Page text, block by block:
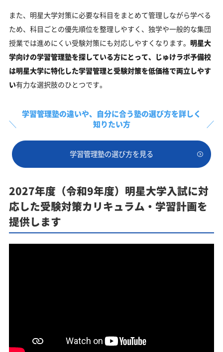
また、明星大学対策に必要な科目をまとめて管理しながら学べる
ため、科目ごとの優先順位を整理しやすく、独学や一般的な集団
授業では進めにくい受験対策にも対応しやすくなります。 明星大
学向けの学習管理塾を探している方にとって、じゅけラボ予備校
は明星大学に特化した学習管理と受験対策を低価格で両立しやす
い有力な選択肢のひとつです。
学習管理塾の違いや、 自分に合う塾の選び方を詳しく
知りたい方
学習管理塾の選び方を見る
2027年度（令和9年度）明星大学入試に対
応した受験対策カリキュラム・学習計画を
提供します